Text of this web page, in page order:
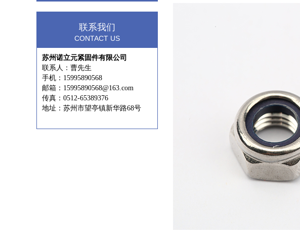
联系我们
CONTACT US
苏州诺立元紧固件有限公司
联系人：曹先生
手机：15995890568
邮箱：15995890568@163.com
传真：0512-65389376
地址：苏州市望亭镇新华路68号